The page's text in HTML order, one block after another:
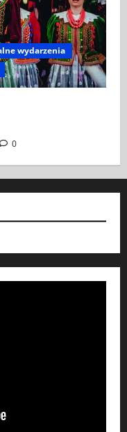
wydarzenia
0